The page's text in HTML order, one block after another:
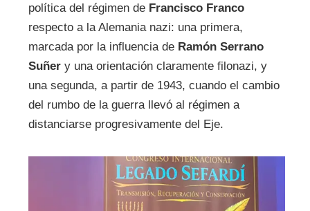
política del régimen de Francisco Franco
respecto a la Alemania nazi: una primera,
marcada por la influencia de Ramón Serrano
Suñery una orientación claramente filonazi, y
una segunda, a partir de 1943, cuando el cambio
del rumbo de la guerra llevó al régimen a
distanciarse progresivamente del Eje.